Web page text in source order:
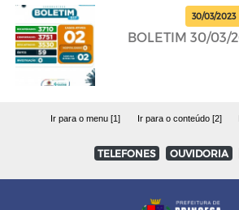
30/03/2023
BOLETIM 30/03/
Ir para o menu [1] Ir para o conteúdo [2]
TELEFONES OUVIDORIA